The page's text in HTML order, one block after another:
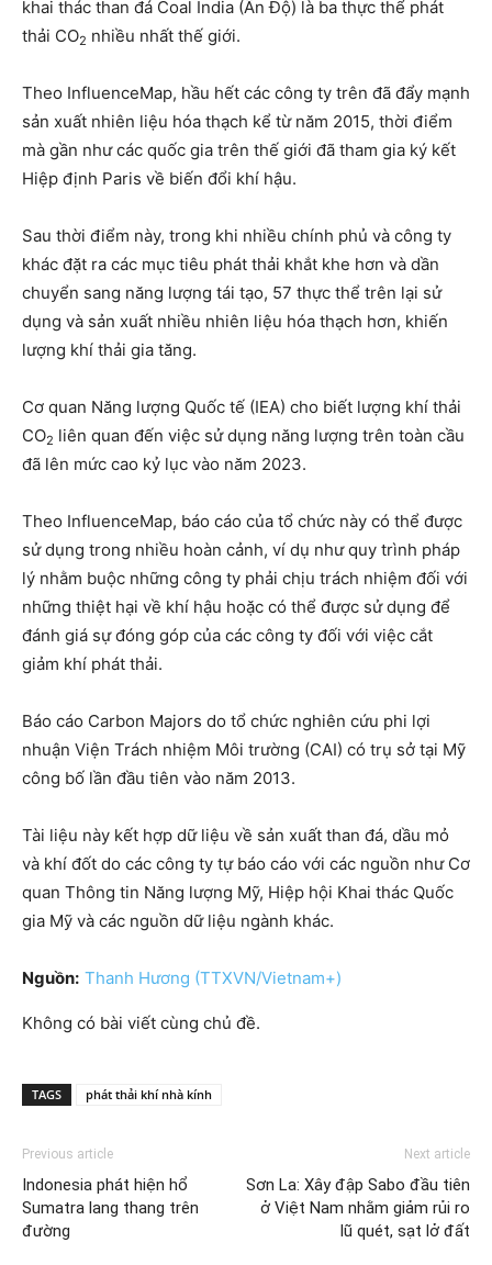
khai thác than đá Coal India (Ấn Độ) là ba thực thể phát
thải CO2 nhiều nhất thế giới.
Theo InfluenceMap, hầu hết các công ty trên đã đẩy mạnh
sản xuất nhiên liệu hóa thạch kể từ năm 2015, thời điểm
mà gần như các quốc gia trên thế giới đã tham gia ký kết
Hiệp định Paris về biến đổi khí hậu.
Sau thời điểm này, trong khi nhiều chính phủ và công ty
khác đặt ra các mục tiêu phát thải khắt khe hơn và dần
chuyển sang năng lượng tái tạo, 57 thực thể trên lại sử
dụng và sản xuất nhiều nhiên liệu hóa thạch hơn, khiến
lượng khí thải gia tăng.
Cơ quan Năng lượng Quốc tế (IEA) cho biết lượng khí thải
CO2 liên quan đến việc sử dụng năng lượng trên toàn cầu
đã lên mức cao kỷ lục vào năm 2023.
Theo InfluenceMap, báo cáo của tổ chức này có thể được
sử dụng trong nhiều hoàn cảnh, ví dụ như quy trình pháp
lý nhằm buộc những công ty phải chịu trách nhiệm đối với
những thiệt hại về khí hậu hoặc có thể được sử dụng để
đánh giá sự đóng góp của các công ty đối với việc cắt
giảm khí phát thải.
Báo cáo Carbon Majors do tổ chức nghiên cứu phi lợi
nhuận Viện Trách nhiệm Môi trường (CAI) có trụ sở tại Mỹ
công bố lần đầu tiên vào năm 2013.
Tài liệu này kết hợp dữ liệu về sản xuất than đá, dầu mỏ
và khí đốt do các công ty tự báo cáo với các nguồn như Cơ
quan Thông tin Năng lượng Mỹ, Hiệp hội Khai thác Quốc
gia Mỹ và các nguồn dữ liệu ngành khác.
Nguồn: Thanh Hương (TTXVN/Vietnam+)
Không có bài viết cùng chủ đề.
TAGS phát thải khí nhà kính
Previous article
Indonesia phát hiện hổ
Sumatra lang thang trên
đường
Next article
Sơn La: Xây đập Sabo đầu tiên
ở Việt Nam nhằm giảm rủi ro
lũ quét, sạt lở đất